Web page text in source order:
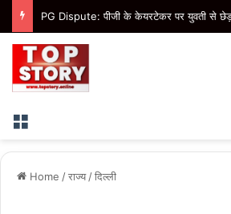
Menu
Home /राज्य /दिल्ली